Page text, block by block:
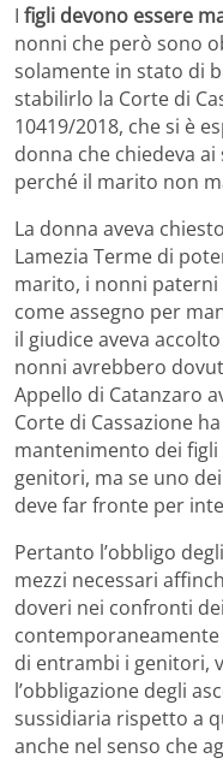
I figli devono essere
nonni che però sono
solamente in stato di
stabilirlo la Corte di
10419/2018, che si è
donna che chiedeva
perché il marito non
La donna aveva
Lamezia Terme di
marito, i nonni paterni
come assegno per
il giudice aveva
nonni avrebbero
Appello di Catanzaro
Corte di Cassazione
mantenimento dei
genitori, ma se uno
deve far fronte per
Pertanto l’obbligo
mezzi necessari
doveri nei confronti
di entrambi i genitori,
l’obbligazione degli
sussidiaria rispetto a
anche nel senso che